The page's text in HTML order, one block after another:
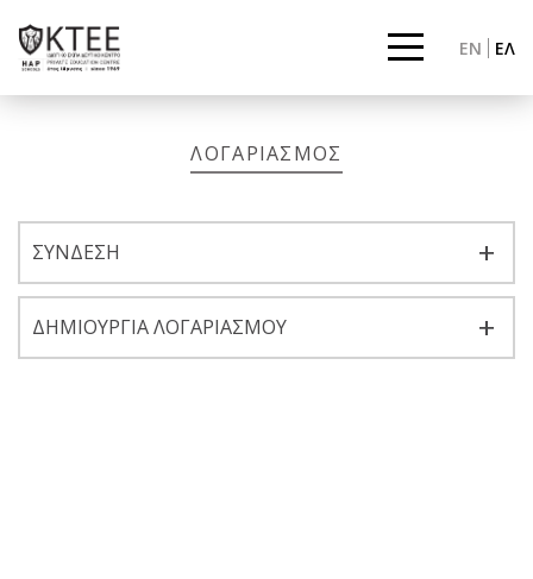
EN ΕΛ
ΛΟΓΑΡΙΑΣΜΟΣ
ΣΥΝΔΕΣΗ
ΔΗΜΙΟΥΡΓΙΑ ΛΟΓΑΡΙΑΣΜΟΥ